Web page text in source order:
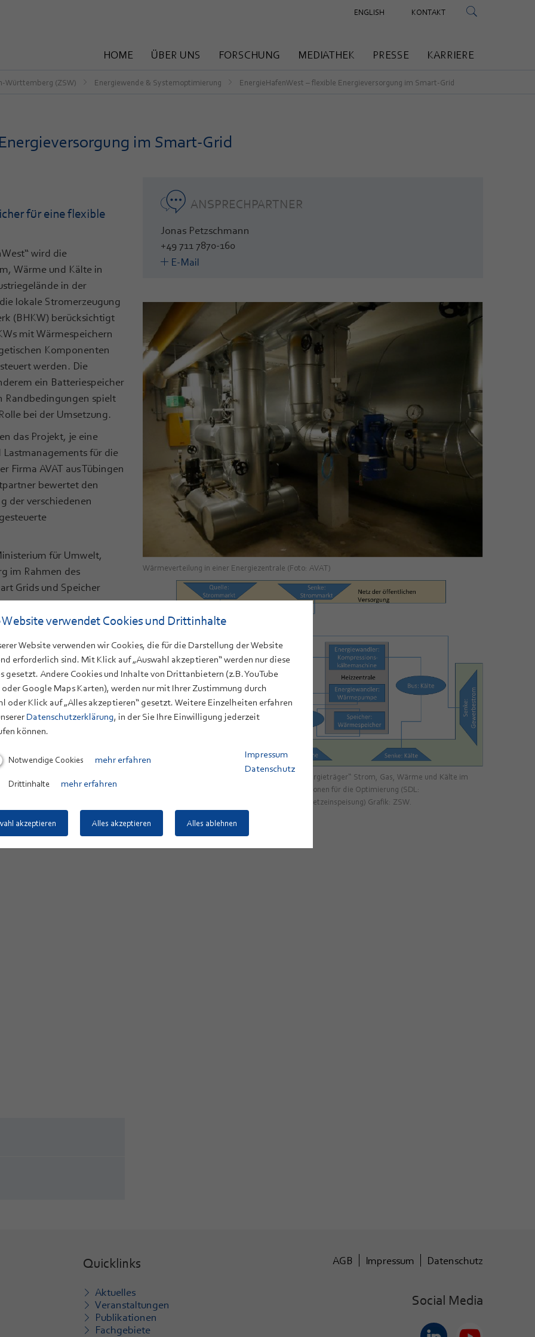
KONTAKT
ENGLISH
HOME ÜBER UNS FORSCHUNG MEDIATHEK PRESSE KARRIERE
Württemberg (ZSW) Energiewende & Systemoptimierung EnergieHafenWest – flexible Energieversorgung im Smart-Grid
im Smart-Grid
für eine flexible
wird die
Wärme und Kälte in
in der
lokale Stromerzeugung
(BHKW) berücksichtigt
mit Wärmespeichern
Komponenten
werden. Die
ein Batteriespeicher
Randbedingungen spielt
bei der Umsetzung.
das Projekt, je eine
für die
Firma AVAT aus Tübingen
bewertet den
der verschiedenen
für Umwelt,
im Rahmen des
Grids und Speicher
powered byeveeno.de
ANSPRECHPARTNER
Jonas Petzschmann
+49 711 7870-160
E-Mail
Wärmeverteilung in einer Energiezentrale (Foto: AVAT)
Verknüpfung der Quellen und Senken für die „Energieträger“ Strom, Gas, Wärme und Kälte im
Anlagenpark, sowie Darstellung der Nutzungsoptionen für die Optimierung (SDL:
Stromdirektlieferung; EV: Eigenverbrauch; NS: Netzeinspeisung) Grafik: ZSW.
Quicklinks
Aktuelles
Veranstaltungen
Publikationen
Fachgebiete
AGB Impressum Datenschutz
Social Media
Website verwendet Cookies und Drittinhalte
Website verwenden wir Cookies, die für die Darstellung der Website
erforderlich sind. Mit Klick auf „Auswahl akzeptieren“ werden nur diese
gesetzt. Andere Cookies und Inhalte von Drittanbietern (z.B. YouTube
Google Maps Karten), werden nur mit Ihrer Zustimmung durch
oder Klick auf „Alles akzeptieren“ gesetzt. Weitere Einzelheiten erfahren
Datenschutzerklärung, in der Sie Ihre Einwilligung jederzeit
können.
Impressum
Datenschutz
Notwendige Cookies mehr erfahren
Drittinhalte mehr erfahren
akzeptieren Alles akzeptieren Alles ablehnen